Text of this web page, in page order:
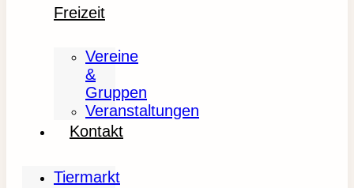
Freizeit
Vereine
&
Gruppen
Veranstaltungen
Kontakt
Tiermarkt